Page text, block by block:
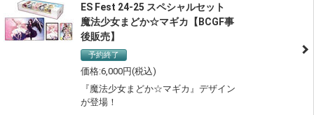
ES Fest 24-25 スペシャルセット
魔法少女まどか☆マギカ【BCGF事
後販売】
予約終了
6,000
『魔法少女まどか☆マギカ』デザイン
が登場！